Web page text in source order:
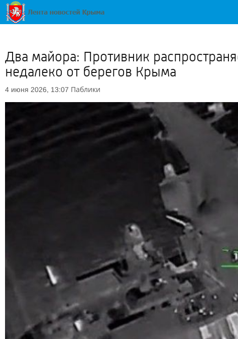
Два майора: Противник
недалеко от берегов Крыма
4 июня 2026, 13:07 Паблики